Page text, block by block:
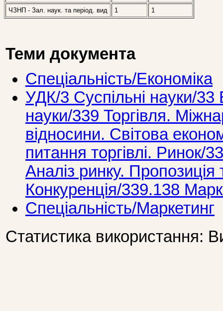
ЧЗНП - Зал. наук. та період. вид
1 1
Теми документа
Спеціальність/Економіка
УДК/3 Суспiльнi науки/33
науки/339 Торгiвля.
вiдносини. Свiтова
питання торгiвлi. Ринок/
Аналіз ринку. Пропозиція
Конкуренція/339.138
Спеціальність/Маркетинг
Статистика використання: